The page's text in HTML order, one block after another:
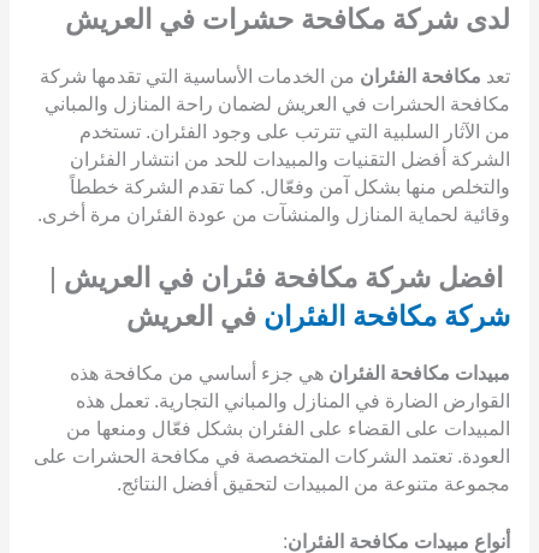
لدى شركة مكافحة حشرات في العريش
تعد مكافحة الفئران من الخدمات الأساسية التي تقدمها شركة
مكافحة الحشرات في العريش لضمان راحة المنازل والمباني
من الآثار السلبية التي تترتب على وجود الفئران. تستخدم
الشركة أفضل التقنيات والمبيدات للحد من انتشار الفئران
والتخلص منها بشكل آمن وفعّال. كما تقدم الشركة خططاً
وقائية لحماية المنازل والمنشآت من عودة الفئران مرة أخرى.
افضل شركة مكافحة فئران في العريش |
شركة مكافحة الفئران في العريش
مبيدات مكافحة الفئران هي جزء أساسي من مكافحة هذه
القوارض الضارة في المنازل والمباني التجارية. تعمل هذه
المبيدات على القضاء على الفئران بشكل فعّال ومنعها من
العودة. تعتمد الشركات المتخصصة في مكافحة الحشرات على
مجموعة متنوعة من المبيدات لتحقيق أفضل النتائج.
أنواع مبيدات مكافحة الفئران: